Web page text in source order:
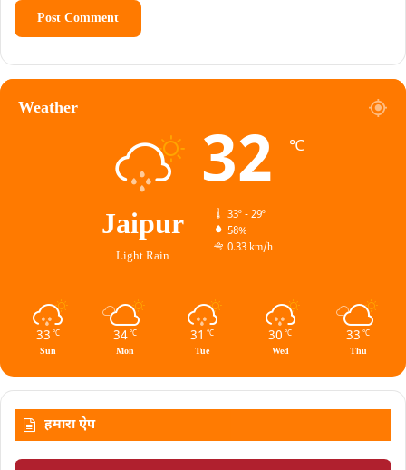
Weather
Jaipur
Light Rain
32 ℃
33º - 29º
58%
0.33 km/h
33 ℃
Sun
34 ℃
Mon
31 ℃
Tue
30 ℃
Wed
33 ℃
Thu
हमारा ऐप